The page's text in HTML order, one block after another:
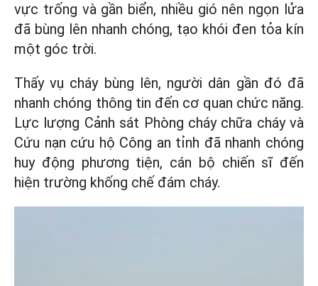
vực trống và gần biển, nhiều gió nên ngọn lửa
đã bùng lên nhanh chóng, tạo khói đen tỏa kín
một góc trời.
Thấy vụ cháy bùng lên, người dân gần đó đã
nhanh chóng thông tin đến cơ quan chức năng.
Lực lượng Cảnh sát Phòng cháy chữa cháy và
Cứu nạn cứu hộ Công an tỉnh đã nhanh chóng
huy động phương tiện, cán bộ chiến sĩ đến
hiện trường khống chế đám cháy.